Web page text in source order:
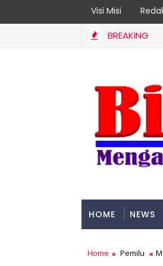
Visi Misi
BREAKING
HOME NEWS
Home Pemilu